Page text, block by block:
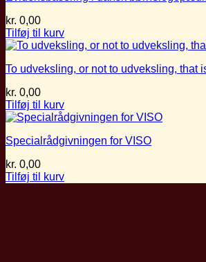
kr. 0,00
Tilføj til kurv
To udveksling, or not to udveksling, that
kr. 0,00
Tilføj til kurv
Specialrådgivningen for VISO
kr. 0,00
Tilføj til kurv